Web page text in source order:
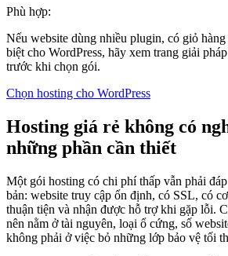
Phù hợp:
Nếu website dùng nhiều plugin, có giỏ hàng
biệt cho WordPress, hãy xem trang giải
trước khi chọn gói.
Chọn hosting cho WordPress
Hosting giá rẻ không có
những phần cần thiết
Một gói hosting có chi phí thấp vẫn phải
bản: website truy cập ổn định, có SSL, có
thuận tiện và nhận được hỗ trợ khi gặp lỗi.
nên nằm ở tài nguyên, loại ổ cứng, số
không phải ở việc bỏ những lớp bảo vệ tối